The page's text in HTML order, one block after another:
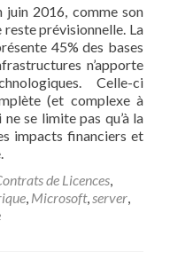
2016, comme son
reste prévisionnelle. La
45% des bases
n’apporte
Celle-ci
(et complexe à
se limite pas qu’à la
impacts financiers et
de Licences,
, Microsoft,server,